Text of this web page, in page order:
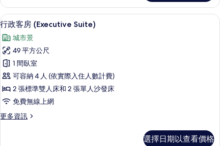
的
所
有
相
片
雙
床
房
(with
sofa
bed)
的
詳
情
顯
示
行
政
客
房
(Executive
Suite)
的
行政客房 (Executive Suite) | 客房景觀
7
行政客房 (Executive Suite)
城市景
49 平方公尺
1 間臥室
可容納 4 人 (依實際入住人數計費)
2 張標準雙人床和 2 張單人沙發床
免費無線上網
更多資訊
更
選擇日期以查看價格